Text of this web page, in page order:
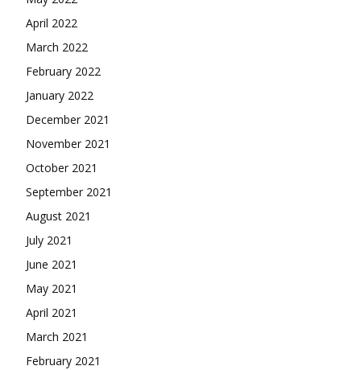
April 2022
March 2022
February 2022
January 2022
December 2021
November 2021
October 2021
September 2021
August 2021
July 2021
June 2021
May 2021
April 2021
March 2021
February 2021